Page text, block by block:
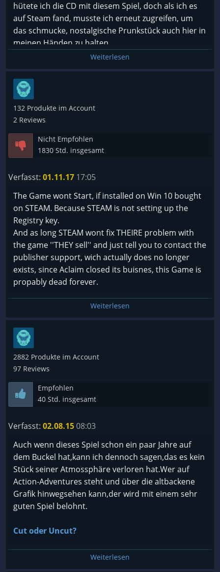
hütete ich die CD mit diesem Spiel, doch als ich es
auf Steam fand, musste ich erneut zugreifen, um
das schmucke, nostalgische Prunkstück auch hier in
meinen Händen zu halten.
Story:
Die Geschichte zu Shadow Man ist schnell erzählt,
dabei lasse ich die Vorgeschichte zu den
Charakteren weg: Mama Agnetta, eine
Voodoopriesterin, sucht im WIld at Hearts Shadow
zu warnen. Shadow Man hat wie seine Vorgänger
die Aufgabe, das Reich der Toten, als auch das Reich
Hilfe von Mama Agnetta und Jaunty, dem Hüter der
Marktore im Reich der Toten, versucht Shadow Man
an die begehrten dunklen Seelen zu kommen, sie
aufzunehmen und so vor den Bösen zu beschützen.
Gameplay:
Das Spiel steuert sich ausschließlich nur mit
Tastatur. Ich persönlich habe es nur so gespielt,
weiß jedoch nicht, ob das Spiel ebenso mit
Gamepad, wie auf der Playstation oder Nintendo
64...
diesem Spiel erkennen. Shadow Man ist zwar der
Herrscher über das Reich der Toten, doch auch
viele Orte verweisen ihn in die Schranken. Wie soll
Shadow Man über die glühenden Lavakohlen
laufen? Wie kann er das Sargtor öffnen? Und wie
kommt er an die dunkle Seele ran? Meistens ist eine
Prüfung oder ein Voodoogegenstand von Nöten,
Shadow Man linear ist, liegt falsch. Zwar werden
aber das heißt noch lange nicht, das man in der
Lage ist, ALLES zu erkunden. Vielleicht liegt die
Lösung für diesen Weg in einem viel
fortschrittlicheren Gebiet, oder es eröffnet sich in
den alten Gebieten neue Wege?
Shadow Man erschien 1999 von Acclaim (zb. Turok
etc) und wer die schöne alte Grafik mit netten, aber
auch zum Teil furchteinflößenden Gruseldesigns
Weiterlesen
132 Produkte im Account
2 Reviews
Nicht Empfohlen
1830 Std. insgesamt
Verfasst: 01.11.17 17:05
The Game wont Start, if installed on Win 10 bought
on STEAM. Because STEAM is not setting up the
Registry key.
And as long STEAM wont fix THEIRE problem with
the game ''THEY sell'' and just tell you to contact the
publisher support, wich actually does no longer
exists, since Aclaim closed its buisnes, this Game is
propably dead forever.
Weiterlesen
2882 Produkte im Account
97 Reviews
Empfohlen
40 Std. insgesamt
Verfasst: 02.08.1508:03
Auch wenn dieses Spiel schon ein paar Jahre auf
dem Buckel hat,kann ich dennoch sagen,das es kein
Stück seiner Atmossphäre verloren hat.Wer auf
Action-Adventures steht und über die altbackene
Grafik hinwegsehen kann,der wird mit einem sehr
guten Spiel belohnt.
Cut oder Uncut?
Da ich die damalige Version auf der Sega Dreamcast
gespielt habe und mich damals schon geärgert
Weiterlesen